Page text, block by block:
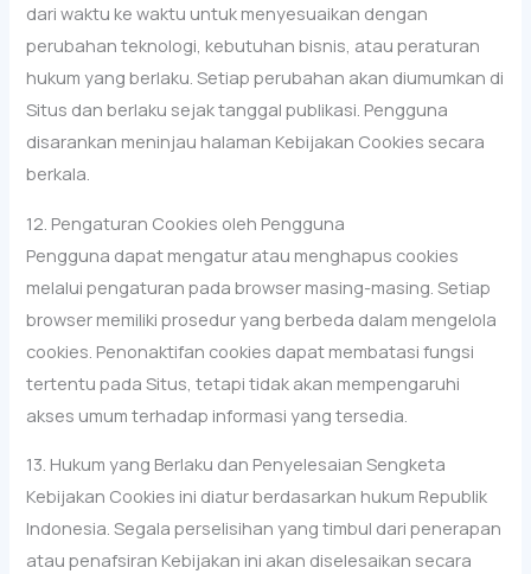
dari waktu ke waktu untuk menyesuaikan dengan
perubahan teknologi, kebutuhan bisnis, atau peraturan
hukum yang berlaku. Setiap perubahan akan diumumkan di
Situs dan berlaku sejak tanggal publikasi. Pengguna
disarankan meninjau halaman Kebijakan Cookies secara
berkala.
12. Pengaturan Cookies oleh Pengguna
Pengguna dapat mengatur atau menghapus cookies
melalui pengaturan pada browser masing-masing. Setiap
browser memiliki prosedur yang berbeda dalam mengelola
cookies. Penonaktifan cookies dapat membatasi fungsi
tertentu pada Situs, tetapi tidak akan mempengaruhi
akses umum terhadap informasi yang tersedia.
13. Hukum yang Berlaku dan Penyelesaian Sengketa
Kebijakan Cookies ini diatur berdasarkan hukum Republik
Indonesia. Segala perselisihan yang timbul dari penerapan
atau penafsiran Kebijakan ini akan diselesaikan secara